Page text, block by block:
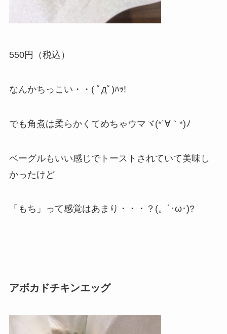
550円（税込）
なんかちっこい・・( ﾟдﾟ)ﾊｯ!
でも角煮は柔らかくてめちゃウマヾ(*´∀｀*)ﾉ
ベーグルもいい感じでトーストされていて美味し
かったけど
「もち」って感覚はあまり・・・？(。´･ω･)?
アボカドチキンエッグ